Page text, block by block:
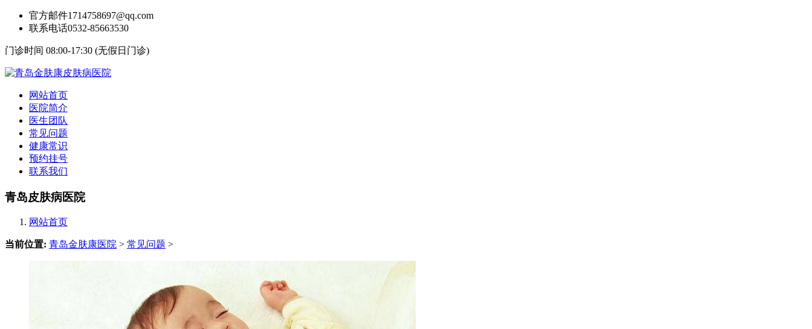
官方邮件1714758697@qq.com
联系电话0532-85663530
门诊时间 08:00-17:30 (无假日门诊)
网站首页
医院简介
医生团队
常见问题
健康常识
预约挂号
联系我们
青岛皮肤病医院
网站首页
当前位置: 青岛金肤康医院 > 常见问题 >